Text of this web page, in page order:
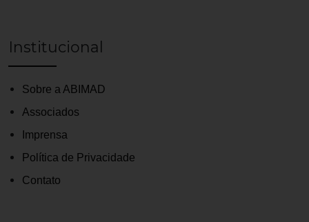
Institucional
Sobre a ABIMAD
Associados
Imprensa
Política de Privacidade
Contato